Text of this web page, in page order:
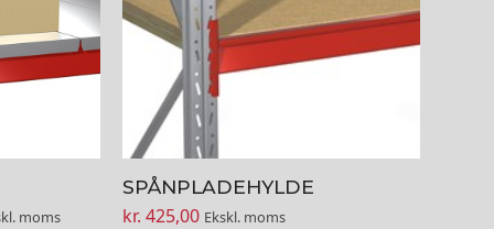
moms
SPÅNPLADEHYLDE
kr. 425,00 Ekskl. moms